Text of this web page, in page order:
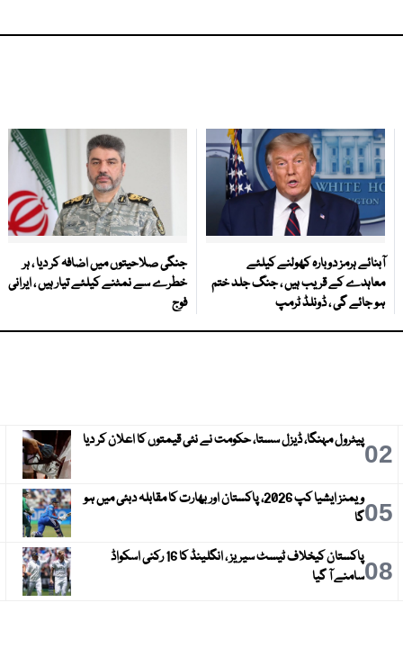
آبنائے ہرمز دوبارہ کھولنے کیلئے
معاہدے کے قریب ہیں ، جنگ جلد ختم
ہو جائے گی ، ڈونلڈ ٹرمپ
جنگی صلاحیتوں میں اضافہ کر دیا ، ہر
خطرے سے نمٹنے کیلئے تیار ہیں ، ایرانی
فوج
02پیٹرول مہنگا، ڈیزل سستا، حکومت نے نئی قیمتوں کا اعلان کر دیا
05
ویمنز ایشیا کپ 2026، پاکستان اور بھارت کا مقابلہ دبئی میں ہو
گا
08
پاکستان کیخلاف ٹیسٹ سیریز ، انگلینڈ کا 16 رکنی اسکواڈ
سامنے آ گیا